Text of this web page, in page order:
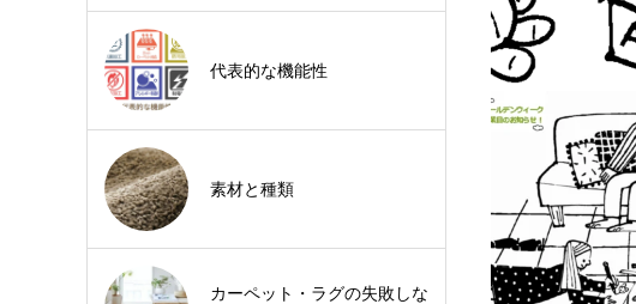
代表的な機能性
素材と種類
カーペット・ラグの失敗しな